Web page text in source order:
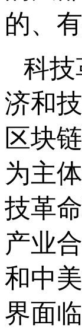
的、
科技
济和
区块
为主
技革
产业
和中
界面